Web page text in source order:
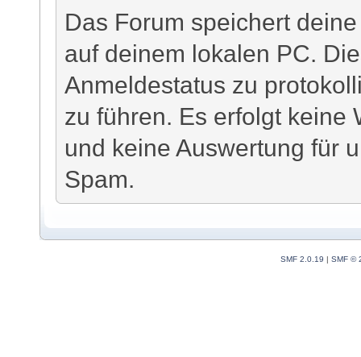
Das Forum speichert
auf deinem lokalen PC.
Anmeldestatus zu
zu führen. Es erfolgt keine
und keine Auswertung für
Spam.
SMF 2.0.19 | SMF ©